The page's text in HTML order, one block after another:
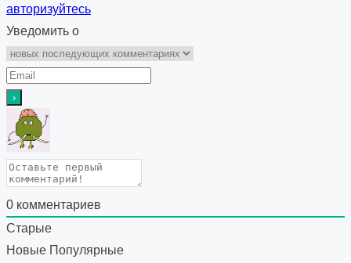
авторизуйтесь
Уведомить о
0 комментариев
Старые
Новые Популярные